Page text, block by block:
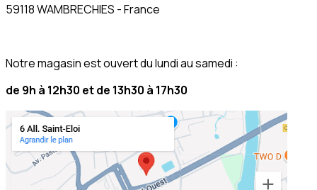
59118 WAMBRECHIES - France
Notre magasin est ouvert du lundi au samedi :
de 9h à 12h30 et de 13h30 à 17h30